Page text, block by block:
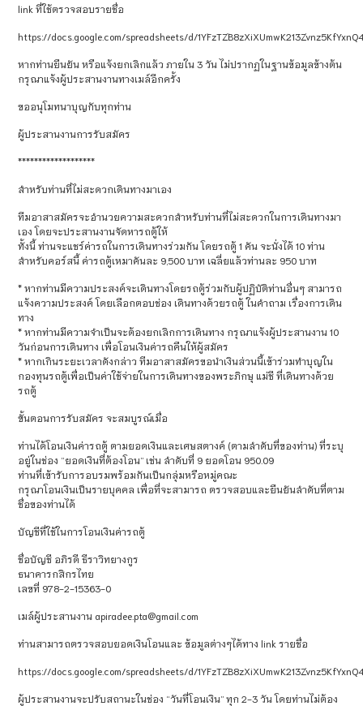
link ที่ใช้ตรวจสอบรายชื่อ
https://docs.google.com/spreadsheets/d/
หากท่านยืนยัน หรือแจ้งยกเลิกแล้ว ภายใน 3 วัน ไม่ปรากฏในฐานข้อมูลข้างต้น
กรุณาแจ้งผู้ประสานงานทางเมล์อีกครั้ง
ขออนุโมทนาบุญกับทุกท่าน
ผู้ประสานงานการรับสมัคร
*******************
สำหรับท่านที่ไม่สะดวกเดินทางมาเอง
ทีมอาสาสมัครจะอำนวยความสะดวกสำหรับท่านที่ไม่สะดวกในการเดินทางมา
เอง โดยจะประสานงานจัดหารถตู้ให้
ทั้งนี้ ท่านจะแชร์ค่ารถในการเดินทางร่วมกัน โดยรถตู้ 1 คัน จะนั่งได้ 10 ท่าน
สำหรับคอร์สนี้ ค่ารถตู้เหมาคันละ 9,500 บาท เฉลี่ยแล้วท่านละ 950 บาท
* หากท่านมีความประสงค์จะเดินทางโดยรถตู้ร่วมกับผู้ปฏิบัติท่านอื่นๆ สามารถ
แจ้งความประสงค์ โดยเลือกตอบช่อง เดินทางด้วยรถตู้ ในคำถาม เรื่องการเดิน
ทาง
* หากท่านมีความจำเป็นจะต้องยกเลิกการเดินทาง กรุณาแจ้งผู้ประสานงาน 10
วันก่อนการเดินทาง เพื่อโอนเงินค่ารถคืนให้ผู้สมัคร
* หากเกินระยะเวลาดังกล่าว ทีมอาสาสมัครขอนำเงินส่วนนี้เข้าร่วมทำบุญใน
กองทุนรถตู้เพื่อเป็นค่าใช้จ่ายในการเดินทางของพระภิกษุ แม่ชี ที่เดินทางด้วย
รถตู้
ขั้นตอนการรับสมัคร จะสมบูรณ์เมื่อ
ท่านได้โอนเงินค่ารถตู้ ตามยอดเงินและเศษสตางค์ (ตามลำดับที่ของท่าน) ที่ระบุ
อยู่ในช่อง “ยอดเงินที่ต้องโอน” เช่น ลำดับที่ 9 ยอดโอน 950.09
ท่านที่เข้ารับการอบรมพร้อมกันเป็นกลุ่มหรือหมู่คณะ
กรุณาโอนเงินเป็นรายบุคคล เพื่อที่จะสามารถ ตรวจสอบและยืนยันลำดับที่ตาม
ชื่อของท่านได้
บัญชีที่ใช้ในการโอนเงินค่ารถตู้
ชื่อบัญชี อภิรดี ธีราวิทยางกูร
ธนาคารกสิกรไทย
เลขที่ 978-2-15363-0
เมล์ผู้ประสานงาน apiradee.pta@gmail.com
ท่านสามารถตรวจสอบยอดเงินโอนและ ข้อมูลต่างๆได้ทาง link รายชื่อ
https://docs.google.com/spreadsheets/d/
ผู้ประสานงานจะปรับสถานะในช่อง “วันที่โอนเงิน” ทุก 2-3 วัน โดยท่านไม่ต้อง